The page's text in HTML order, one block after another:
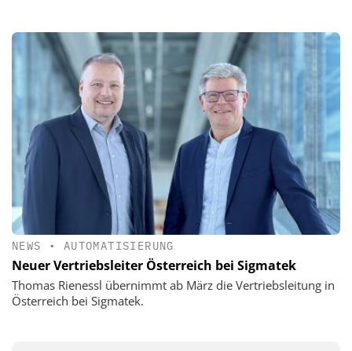
NEWS • AUTOMATISIERUNG
Neuer Vertriebsleiter Österreich bei Sigmatek
Thomas Rienessl übernimmt ab März die Vertriebsleitung in
Österreich bei Sigmatek.